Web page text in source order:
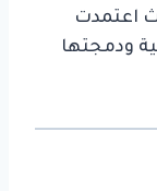
اعتمدت
ودمجتها